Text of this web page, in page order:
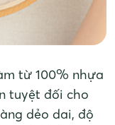
từ 100% nhựa
tuyệt đối cho
dẻo dai, độ